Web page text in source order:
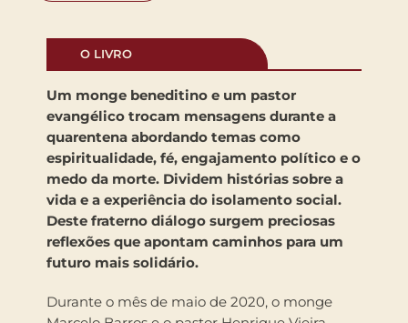
O LIVRO
Um monge beneditino e um pastor
evangélico trocam mensagens durante a
quarentena abordando temas como
espiritualidade, fé, engajamento político e o
medo da morte. Dividem histórias sobre a
vida e a experiência do isolamento social.
Deste fraterno diálogo surgem preciosas
reflexões que apontam caminhos para um
futuro mais solidário.
Durante o mês de maio de 2020, o monge